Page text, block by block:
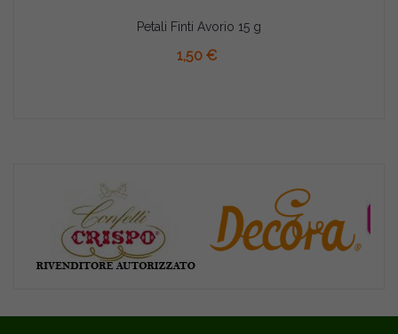
Petali Finti Avorio 15 g
1,50 €